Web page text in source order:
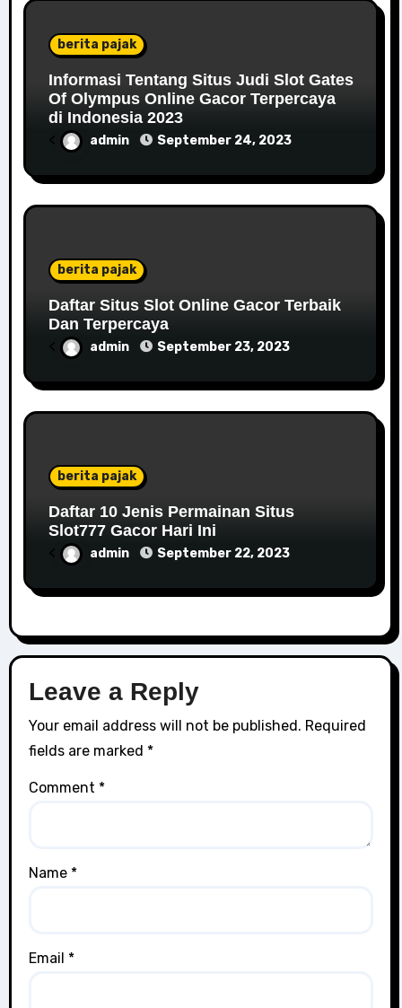
berita pajak
Informasi Tentang Situs Judi Slot Gates
Of Olympus Online Gacor Terpercaya
di Indonesia 2023
< admin September 24, 2023
berita pajak
Daftar Situs Slot Online Gacor Terbaik
Dan Terpercaya
< admin September 23, 2023
berita pajak
Daftar 10 Jenis Permainan Situs
Slot777 Gacor Hari Ini
< admin September 22, 2023
Leave a Reply
Your email address will not be published. Required
fields are marked *
Comment *
Name *
Email *